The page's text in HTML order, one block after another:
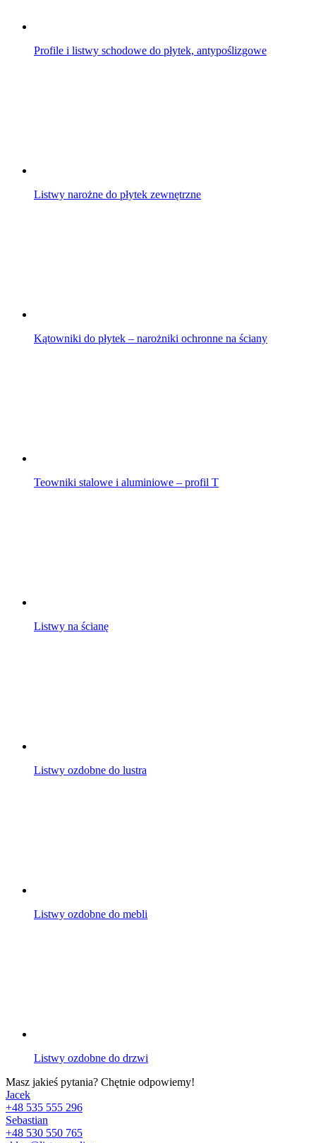
Profile i listwy schodowe do płytek, antypoślizgowe
Listwy narożne do płytek zewnętrzne
Kątowniki do płytek – narożniki ochronne na ściany
Teowniki stalowe i aluminiowe – profil T
Listwy na ścianę
Listwy ozdobne do lustra
Listwy ozdobne do mebli
Listwy ozdobne do drzwi
Masz jakieś pytania? Chętnie odpowiemy!
Jacek
+48 535 555 296
Sebastian
+48 530 550 765